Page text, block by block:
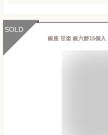
SOLD
銀座 甘楽 銀六餅15個